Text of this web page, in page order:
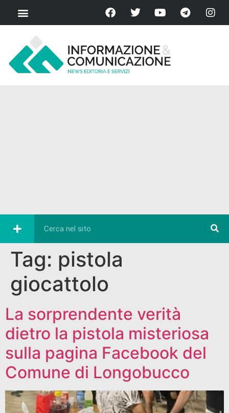
Tag: pistola
giocattolo
La sorprendente verità
dietro la pistola misteriosa
sulla pagina Facebook del
Comune di Longobucco